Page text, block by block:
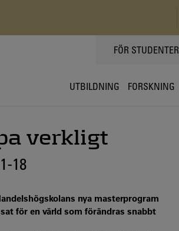
TOPPMENY
FÖR STUDENTER
UTBILDNING FORSKNING
verkligt
18
nya masterprogram
för en värld som förändras snabbt